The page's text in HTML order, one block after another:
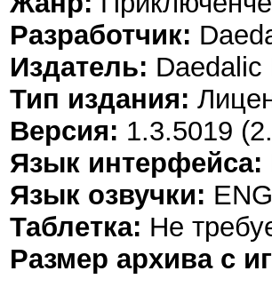
Разработчик:
Издатель: Daedalic
Тип издания:
Версия: 1.3.5019
Язык интерфейса:
Язык озвучки:
Таблетка: Не
Размер архива с